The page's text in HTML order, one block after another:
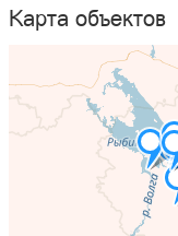
Карта объектов